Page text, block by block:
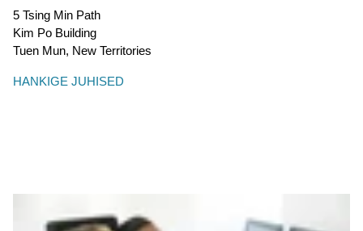
5 Tsing Min Path
Kim Po Building
Tuen Mun, New Territories
HANKIGE JUHISED